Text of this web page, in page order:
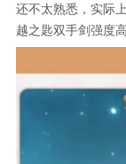
还不太熟悉，实际
越之匙双手剑强度